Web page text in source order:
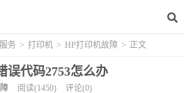
务 > 打印机 > HP打印机故障 > 正文
误代码2753怎么办
阅读(1450) 评论(0)